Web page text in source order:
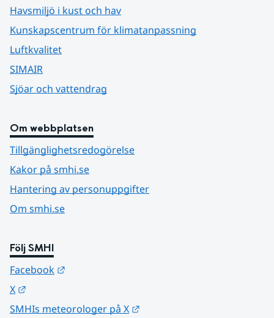
Havsmiljö i kust och hav
Kunskapscentrum för klimatanpassning
Luftkvalitet
SIMAIR
Sjöar och vattendrag
Om webbplatsen
Tillgänglighetsredogörelse
Kakor på smhi.se
Hantering av personuppgifter
Om smhi.se
Följ SMHI
Facebook
X
SMHIs meteorologer på X